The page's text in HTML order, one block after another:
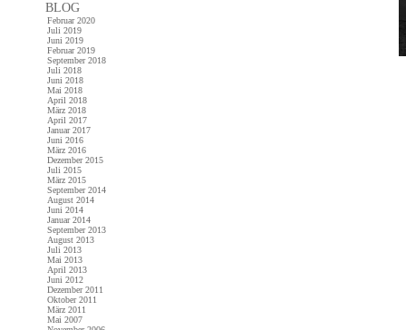
BLOG
Februar 2020
Juli 2019
Juni 2019
Februar 2019
September 2018
Juli 2018
Juni 2018
Mai 2018
April 2018
März 2018
April 2017
Januar 2017
Juni 2016
März 2016
Dezember 2015
Juli 2015
März 2015
September 2014
August 2014
Juni 2014
Januar 2014
September 2013
August 2013
Juli 2013
Mai 2013
April 2013
Juni 2012
Dezember 2011
Oktober 2011
März 2011
Mai 2007